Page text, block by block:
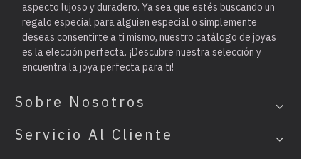
aspecto lujoso y duradero. Ya sea que estés buscando un
regalo especial para alguien especial o simplemente
deseas consentirte a ti mismo, nuestro catálogo de joyas
es la elección perfecta. ¡Descubre nuestra selección y
encuentra la joya perfecta para ti!
Sobre Nosotros
Servicio Al Cliente